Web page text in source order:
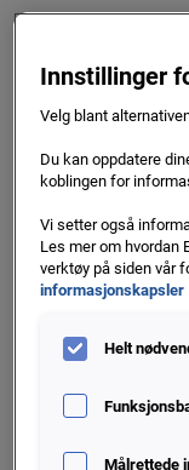
Tre
fordelen av vår
Innstillinger
Velg blant
Du kan oppdatere
koblingen for
Vi setter også
Les mer om hvordan
verktøy på siden vår
informasjonskapsler
Helt
Målrettede